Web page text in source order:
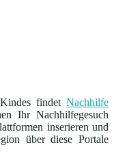
findet Nachhilfe
Ihr Nachhilfegesuch
inserieren und
über diese Portale